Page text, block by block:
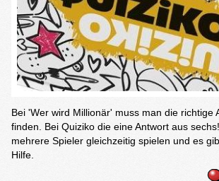
Bei 'Wer wird Millionär' muss man die richtige
finden. Bei Quiziko die eine Antwort aus
mehrere Spieler gleichzeitig spielen und es
Hilfe.